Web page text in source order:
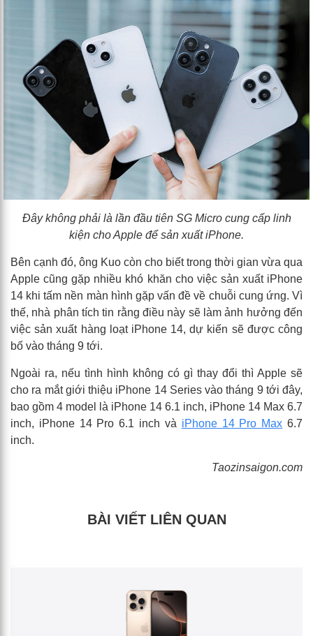
Đây không phải là lần đầu tiên SG Micro cung cấp linh
kiện cho Apple để sản xuất iPhone.
Bên cạnh đó, ông Kuo còn cho biết trong thời gian vừa qua
Apple cũng gặp nhiều khó khăn cho việc sản xuất iPhone
14 khi tấm nền màn hình gặp vấn đề về chuỗi cung ứng. Vì
thế, nhà phân tích tin rằng điều này sẽ làm ảnh hưởng đến
việc sản xuất hàng loạt iPhone 14, dự kiến sẽ được công
bố vào tháng 9 tới.
Ngoài ra, nếu tình hình không có gì thay đổi thì Apple sẽ
cho ra mắt giới thiệu iPhone 14 Series vào tháng 9 tới đây,
bao gồm 4 model là iPhone 14 6.1 inch, iPhone 14 Max 6.7
inch, iPhone 14 Pro 6.1 inch và iPhone 14 Pro Max 6.7
inch.
Taozinsaigon.com
BÀI VIẾT LIÊN QUAN